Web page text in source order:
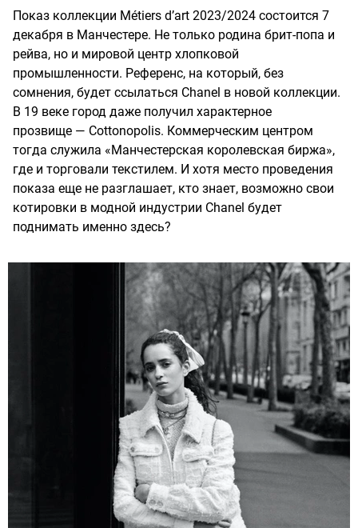
Показ коллекции Métiers d’art 2023/2024 состоится 7
декабря в Манчестере. Не только родина брит-попа и
рейва, но и мировой центр хлопковой
промышленности. Референс, на который, без
сомнения, будет ссылаться Chanel в новой коллекции.
В 19 веке город даже получил характерное
прозвище — Cottonopolis. Коммерческим центром
тогда служила «Манчестерская королевская биржа»,
где и торговали текстилем. И хотя место проведения
показа еще не разглашает, кто знает, возможно свои
котировки в модной индустрии Chanel будет
поднимать именно здесь?